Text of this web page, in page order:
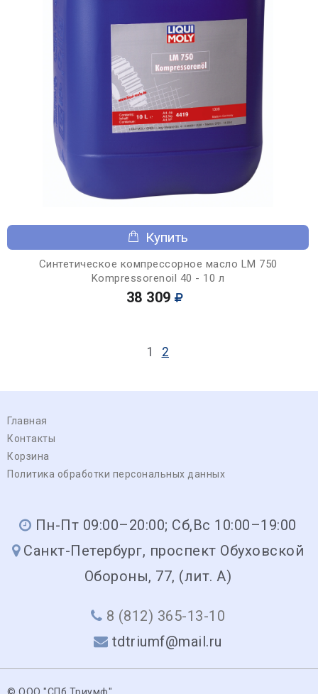
Купить
Синтетическое компрессорное масло LM 750
Kompressorenoil 40 - 10 л
38 309
1 2
Главная
Контакты
Корзина
Политика обработки персональных данных
Пн-Пт 09:00–20:00; Сб,Вс 10:00–19:00
Санкт-Петербург, проспект Обуховской
Обороны, 77, (лит. А)
8 (812) 365-13-10
tdtriumf@mail.ru